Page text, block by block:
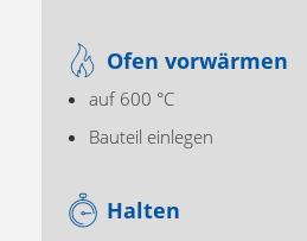
Ofen vorwärmen
auf 600 °C
Bauteil einlegen
Halten